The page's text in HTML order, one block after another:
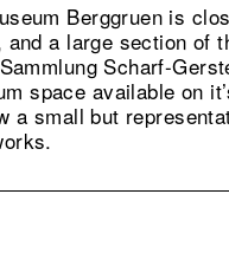
Berggruen is
and a large section of
Scharf-
space available on
a small but